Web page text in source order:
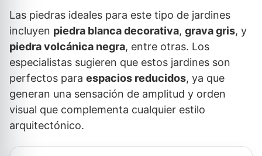
Las piedras ideales para este tipo de jardines
incluyen piedra blanca decorativa, grava gris, y
piedra volcánica negra, entre otras. Los
especialistas sugieren que estos jardines son
perfectos para espacios reducidos, ya que
generan una sensación de amplitud y orden
visual que complementa cualquier estilo
arquitectónico.